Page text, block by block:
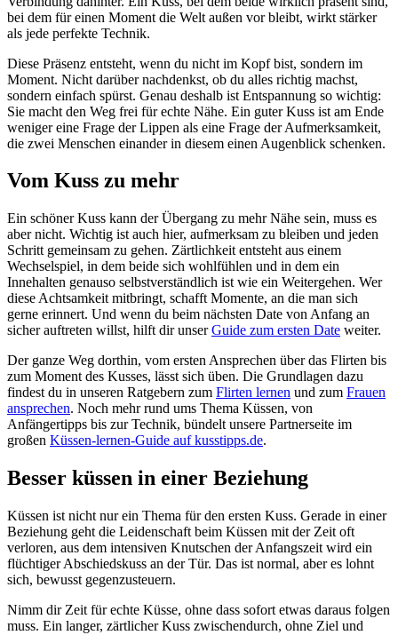
bei dem für einen Moment die Welt außen vor bleibt, wirkt stärker
als jede perfekte Technik.
Diese Präsenz entsteht, wenn du nicht im Kopf bist, sondern im
Moment. Nicht darüber nachdenkst, ob du alles richtig machst,
sondern einfach spürst. Genau deshalb ist Entspannung so wichtig:
Sie macht den Weg frei für echte Nähe. Ein guter Kuss ist am Ende
weniger eine Frage der Lippen als eine Frage der Aufmerksamkeit,
die zwei Menschen einander in diesem einen Augenblick schenken.
Vom Kuss zu mehr
Ein schöner Kuss kann der Übergang zu mehr Nähe sein, muss es
aber nicht. Wichtig ist auch hier, aufmerksam zu bleiben und jeden
Schritt gemeinsam zu gehen. Zärtlichkeit entsteht aus einem
Wechselspiel, in dem beide sich wohlfühlen und in dem ein
Innehalten genauso selbstverständlich ist wie ein Weitergehen. Wer
diese Achtsamkeit mitbringt, schafft Momente, an die man sich
gerne erinnert. Und wenn du beim nächsten Date von Anfang an
sicher auftreten willst, hilft dir unserGuide zum ersten Date weiter.
Der ganze Weg dorthin, vom ersten Ansprechen über das Flirten bis
zum Moment des Kusses, lässt sich üben. Die Grundlagen dazu
findest du in unseren Ratgebern zum Flirten lernen und zum Frauen
ansprechen. Noch mehr rund ums Thema Küssen, von
Anfängertipps bis zur Technik, bündelt unsere Partnerseite im
großen Küssen-lernen-Guide auf kusstipps.de.
Besser küssen in einer Beziehung
Küssen ist nicht nur ein Thema für den ersten Kuss. Gerade in einer
Beziehung geht die Leidenschaft beim Küssen mit der Zeit oft
verloren, aus dem intensiven Knutschen der Anfangszeit wird ein
flüchtiger Abschiedskuss an der Tür. Das ist normal, aber es lohnt
sich, bewusst gegenzusteuern.
Nimm dir Zeit für echte Küsse, ohne dass sofort etwas daraus folgen
muss. Ein langer, zärtlicher Kuss zwischendurch, ohne Ziel und